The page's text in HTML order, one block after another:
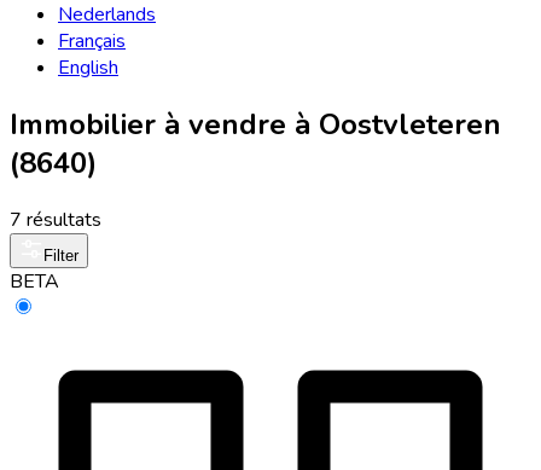
Nederlands
Français
English
Immobilier à vendre à Oostvleteren
(8640)
7 résultats
Filter
BETA